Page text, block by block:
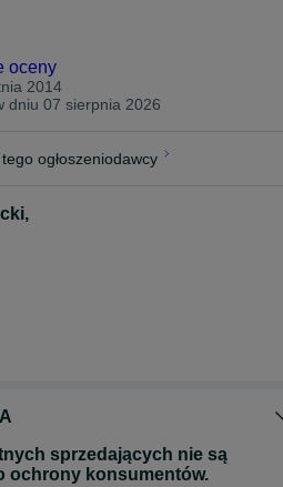
fakt że raczej wypadałoby na niej
Mazowieckiego.
oceny
2014
dniu 07 sierpnia 2026
ogłoszeniodawcy
,
sprzedających nie są
ochrony konsumentów.